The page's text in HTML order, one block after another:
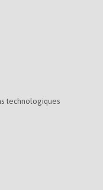
technologiques